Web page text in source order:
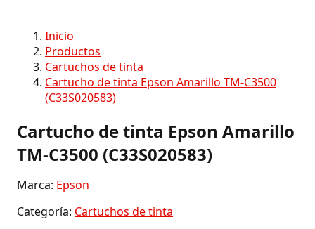
Inicio
Productos
Cartuchos de tinta
Cartucho de tinta Epson Amarillo TM-C3500
(C33S020583)
Cartucho de tinta Epson Amarillo
TM-C3500 (C33S020583)
Marca: Epson
Categoría: Cartuchos de tinta